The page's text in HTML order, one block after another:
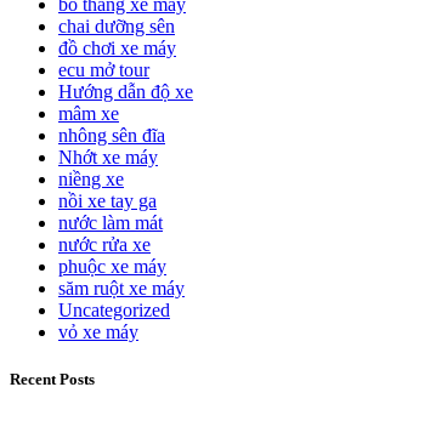
bố thắng xe máy
chai dưỡng sên
đồ chơi xe máy
ecu mở tour
Hướng dẫn độ xe
mâm xe
nhông sên đĩa
Nhớt xe máy
niềng xe
nồi xe tay ga
nước làm mát
nước rửa xe
phuộc xe máy
săm ruột xe máy
Uncategorized
vỏ xe máy
Recent Posts